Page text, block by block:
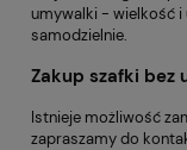
umywalki - wielkość i
samodzielnie.
Zakup szafki bez
Istnieje możliwość
zapraszamy do